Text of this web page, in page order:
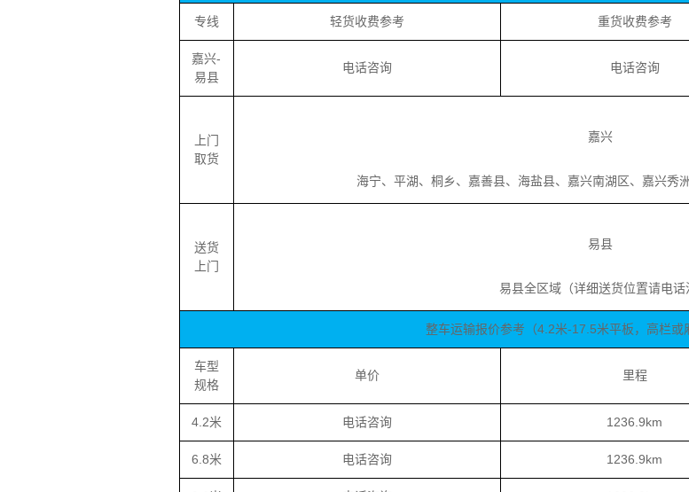
专线 轻货收费参考 重货收费参考
嘉兴-
易县
电话咨询 电话咨询
上门
取货
嘉兴
海宁、平湖、桐乡、嘉善县、海盐县、嘉兴南湖区、嘉兴秀洲
送货
上门
易县
易县全区域（详细送货位置请电话
整车运输报价参考（4.2米-17.5米平板，高栏或
车型
规格
单价 里程
4.2米 电话咨询 1236.9km
6.8米 电话咨询 1236.9km